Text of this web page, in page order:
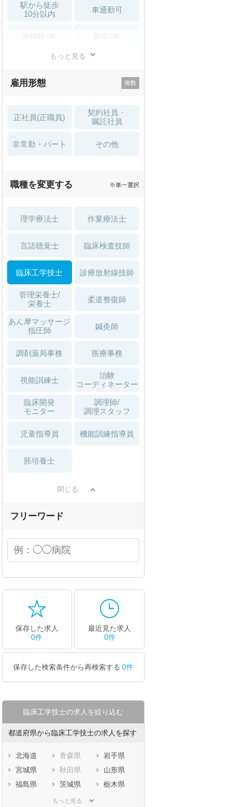
セラピスト
世の中の需要の高まりととも
に増加傾向の「介護施設」求
駅から徒歩
10分以内
車通勤可
住宅手当・補助
土日祝休 無資格 OK
積極採用中 WEB面接OK
もっと見る
雇用形態
正社員(正職員)
契約社員・
嘱託社員
非常勤・パート その他
職種を変更する ※単一選択
理学療法士 作業療法士
言語聴覚士 臨床検査技師
臨床工学技士 診療放射線技師
管理栄養士/
栄養士
柔道整復師
あん摩マッサージ
指圧師
鍼灸師
調剤薬局事務 医療事務
視能訓練士
治験
コーディネーター
臨床開発
モニター
調理師/
調理スタッフ
児童指導員 機能訓練指導員
胚培養士
閉じる
フリーワード
保存した求人
0件
最近見た求人
0件
保存した検索条件から再検索する 0件
臨床工学技士の求人を絞り込む
都道府県から臨床工学技士の求人を探す
北海道 青森県
岩手県
宮城県
秋田県
山形県
福島県
茨城県
栃木県
埼玉県
もっと見る